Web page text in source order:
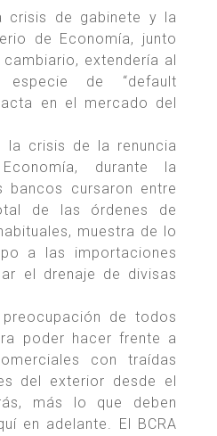
crisis de gabinete y la
de Economía, junto
extendería al
de “default
en el mercado del
la crisis de la renuncia
durante la
bancos cursaron entre
de las órdenes de
muestra de lo
a las importaciones
el drenaje de divisas
preocupación de todos
poder hacer frente a
con traídas
del exterior desde el
más lo que deben
en adelante. El BCRA